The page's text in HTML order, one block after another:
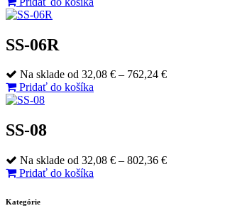
SS-06R
Na sklade od 32,08 € – 762,24 €Price
Pridať do košíka
SS-08
Na sklade od 32,08 € – 802,36 €Price
Pridať do košíka
Kategórie